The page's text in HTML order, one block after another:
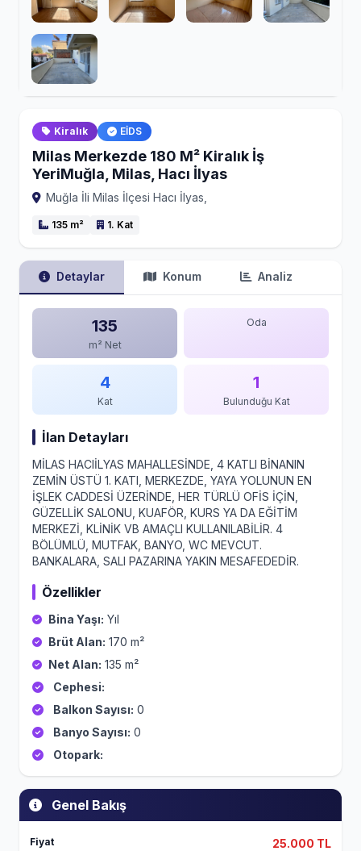
Genel Bakış
Fiyat 25.000 TL
Kiralık EİDS
Milas Merkezde 180 M² Kiralık İş
YeriMuğla, Milas, Hacı İlyas
Muğla İli Milas İlçesi Hacı İlyas,
135 m² 1. Kat
Detaylar Konum Analiz
135
m² Net
Oda
4
Kat
1
Bulunduğu Kat
İlan Detayları
MİLAS HACIİLYAS MAHALLESİNDE, 4 KATLI BİNANIN
ZEMİN ÜSTÜ 1. KATI, MERKEZDE, YAYA YOLUNUN EN
İŞLEK CADDESİ ÜZERİNDE, HER TÜRLÜ OFİS İÇİN,
GÜZELLİK SALONU, KUAFÖR, KURS YA DA EĞİTİM
MERKEZİ, KLİNİK VB AMAÇLI KULLANILABİLİR. 4
BÖLÜMLÜ, MUTFAK, BANYO, WC MEVCUT.
BANKALARA, SALI PAZARINA YAKIN MESAFEDEDİR.
Özellikler
Bina Yaşı: Yıl
Brüt Alan: 170 m²
Net Alan: 135 m²
Cephesi:
Balkon Sayısı: 0
Banyo Sayısı: 0
Otopark: